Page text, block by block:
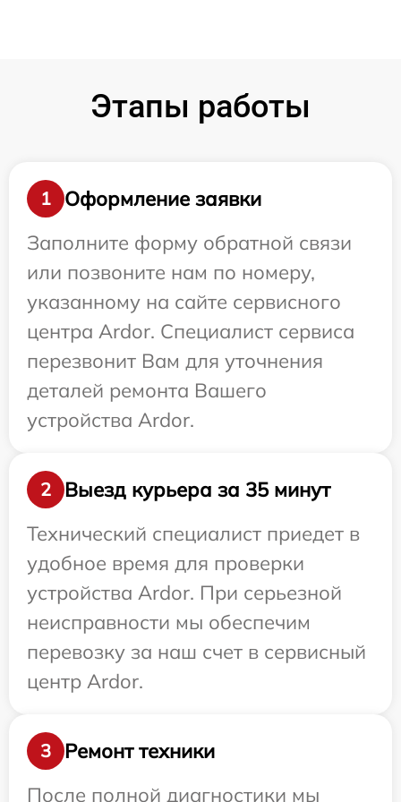
Этапы работы
1
Оформление заявки
Заполните форму обратной связи
или позвоните нам по номеру,
указанному на сайте сервисного
центра Ardor. Специалист сервиса
перезвонит Вам для уточнения
деталей ремонта Вашего
устройства Ardor.
2
Выезд курьера за 35 минут
Технический специалист приедет в
удобное время для проверки
устройства Ardor. При серьезной
неисправности мы обеспечим
перевозку за наш счет в сервисный
центр Ardor.
3
Ремонт техники
После полной диагностики мы